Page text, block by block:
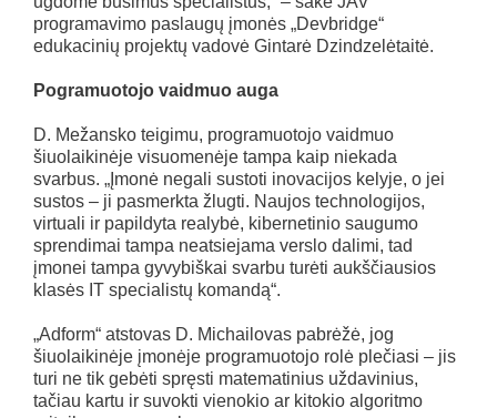
programavimo paslaugų įmonės „Devbridge“
edukacinių projektų vadovė Gintarė Dzindzelėtaitė.
Pogramuotojo vaidmuo auga
D. Mežansko teigimu, programuotojo vaidmuo
šiuolaikinėje visuomenėje tampa kaip niekada
svarbus. „Įmonė negali sustoti inovacijos kelyje, o jei
sustos – ji pasmerkta žlugti. Naujos technologijos,
virtuali ir papildyta realybė, kibernetinio saugumo
sprendimai tampa neatsiejama verslo dalimi, tad
įmonei tampa gyvybiškai svarbu turėti aukščiausios
klasės IT specialistų komandą“.
„Adform“ atstovas D. Michailovas pabrėžė, jog
šiuolaikinėje įmonėje programuotojo rolė plečiasi – jis
turi ne tik gebėti spręsti matematinius uždavinius,
tačiau kartu ir suvokti vienokio ar kitokio algoritmo